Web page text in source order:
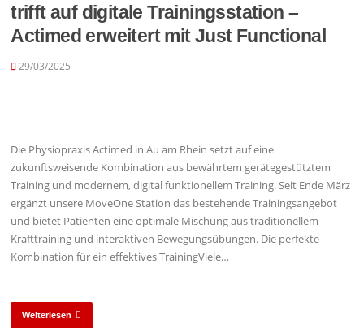
trifft auf digitale Trainingsstation –
Actimed erweitert mit Just Functional
29/03/2025
Die Physiopraxis Actimed in Au am Rhein setzt auf eine
zukunftsweisende Kombination aus bewährtem gerätegestütztem
Training und modernem, digital funktionellem Training. Seit Ende März
ergänzt unsere MoveOne Station das bestehende Trainingsangebot
und bietet Patienten eine optimale Mischung aus traditionellem
Krafttraining und interaktiven Bewegungsübungen. Die perfekte
Kombination für ein effektives TrainingViele…
Weiterlesen